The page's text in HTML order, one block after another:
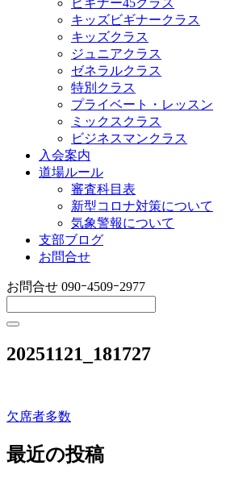
ビギナー45クラス
キッズビギナークラス
キッズクラス
ジュニアクラス
ゼネラルクラス
特別クラス
プライベート・レッスン
ミックスクラス
ビジネスマンクラス
入会案内
道場ルール
審査科目表
新型コロナ対策について
気象警報について
支部ブログ
お問合せ
お問合せ 090ｰ4509ｰ2977
20251121_181727
投
稿
欠席者多数
最近の投稿